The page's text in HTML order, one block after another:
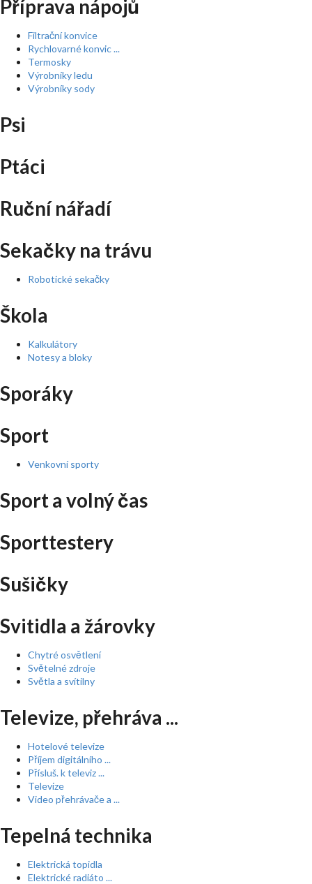
Příprava nápojů
Filtrační konvice
Rychlovarné konvic ...
Termosky
Výrobníky ledu
Výrobníky sody
Psi
Ptáci
Ruční nářadí
Sekačky na trávu
Robotické sekačky
Škola
Kalkulátory
Notesy a bloky
Sporáky
Sport
Venkovní sporty
Sport a volný čas
Sporttestery
Sušičky
Svitidla a žárovky
Chytré osvětlení
Světelné zdroje
Světla a svítilny
Televize, přehráva ...
Hotelové televize
Příjem digitálního ...
Přísluš. k televiz ...
Televize
Video přehrávače a ...
Tepelná technika
Elektrická topidla
Elektrické radiáto ...